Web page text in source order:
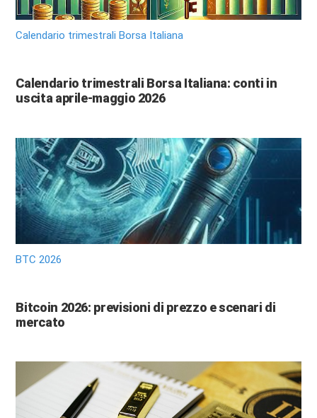
Calendario trimestrali Borsa Italiana
Calendario trimestrali Borsa Italiana: conti in
uscita aprile-maggio 2026
BTC 2026
Bitcoin 2026: previsioni di prezzo e scenari di
mercato